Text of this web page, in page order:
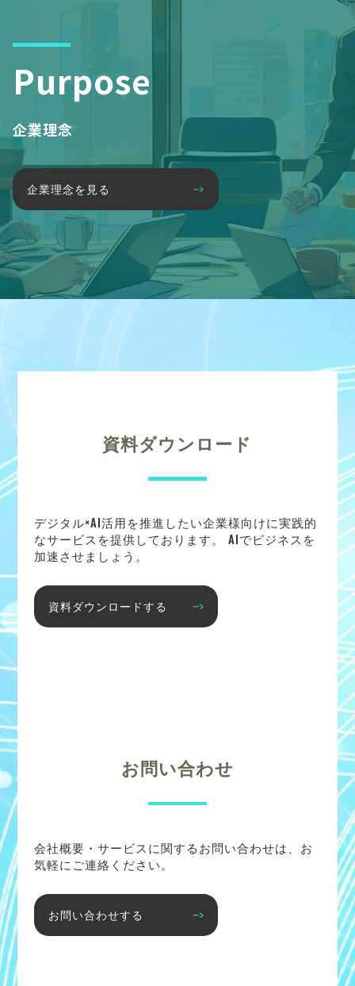
Purpose
企業理念
企業理念を見る
資料ダウンロード
デジタル×AI活用を推進したい企業様向けに実践的
なサービスを提供しております。 AIでビジネスを
加速させましょう。
資料ダウンロードする
お問い合わせ
会社概要・サービスに関するお問い合わせは、お
気軽にご連絡ください。
お問い合わせする